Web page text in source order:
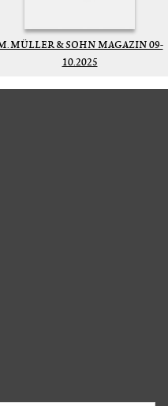
MÜLLER & SOHN MAGAZIN 09-
10.2025